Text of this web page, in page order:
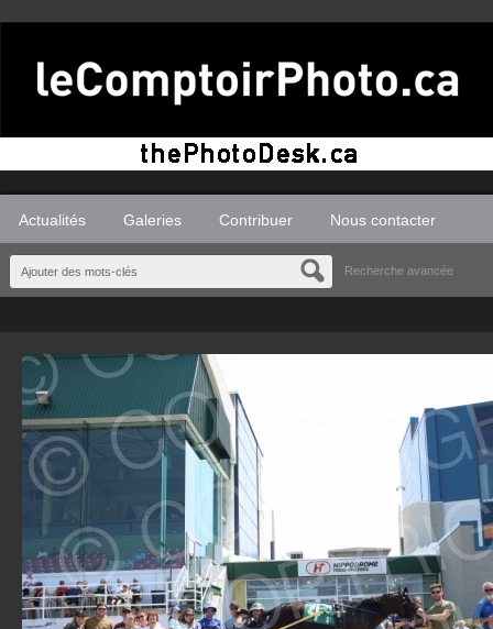
Actualités Galeries Contribuer Nous contacter
Recherche avancée